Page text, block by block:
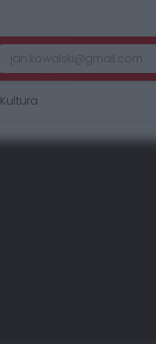
Kultura